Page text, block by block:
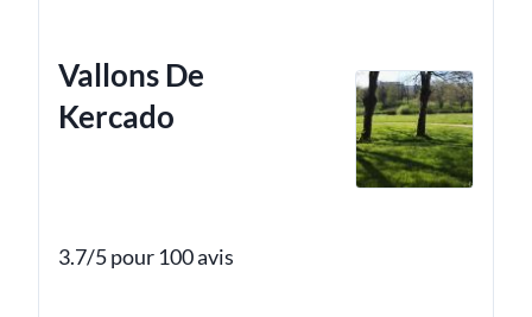
Vallons De
Kercado
3.7/5 pour 100 avis